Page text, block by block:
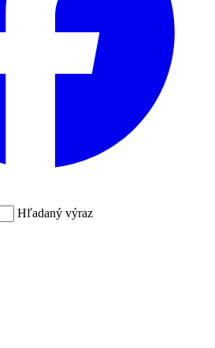
Hľadaný výraz